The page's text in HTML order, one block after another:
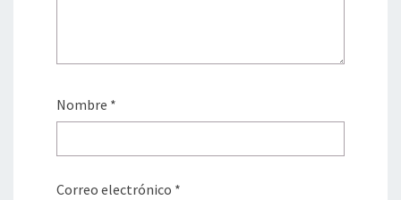
Nombre *
Correo electrónico *